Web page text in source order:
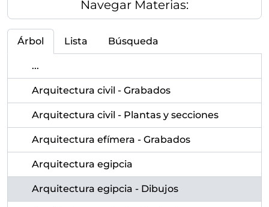
Navegar Materias:
Árbol Lista Búsqueda
...
Arquitectura civil - Grabados
Arquitectura civil - Plantas y secciones
Arquitectura efímera - Grabados
Arquitectura egipcia
Arquitectura egipcia - Dibujos